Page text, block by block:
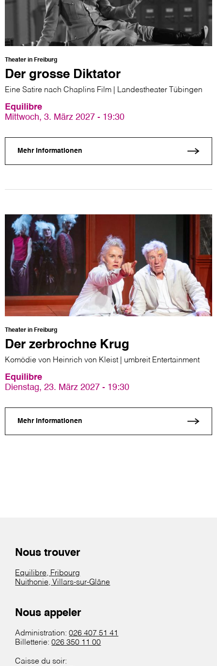
Theater in Freiburg
Der grosse Diktator
Eine Satire nach Chaplins Film | Landestheater Tübingen
Equilibre
Mittwoch, 3. März 2027 - 19:30
Mehr Informationen
Theater in Freiburg
Der zerbrochne Krug
Komödie von Heinrich von Kleist | umbreit Entertainment
Equilibre
Dienstag, 23. März 2027 - 19:30
Mehr Informationen
Nous trouver
Equilibre, Fribourg
Nuithonie, Villars-sur-Glâne
Nous appeler
Administration:026 407 51 41
Billetterie:026 350 11 00
Caisse du soir: